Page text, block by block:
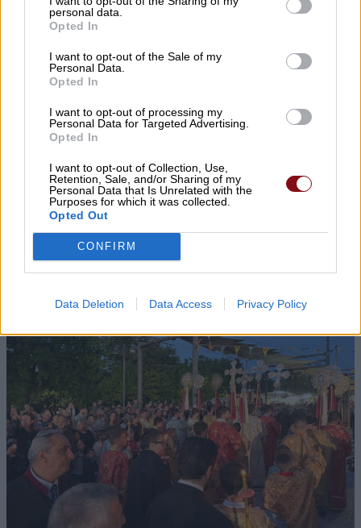
personal data.
Opted In
I want to opt-out of the Sale of my
Personal Data.
Opted In
I want to opt-out of processing my
Personal Data for Targeted Advertising.
Opted In
I want to opt-out of Collection, Use,
Retention, Sale, and/or Sharing of my
Personal Data that Is Unrelated with the
Purposes for which it was collected.
Opted Out
CONFIRM
Data Deletion Data Access Privacy Policy